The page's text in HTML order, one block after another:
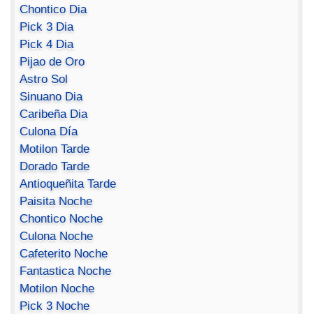
Chontico Dia
Pick 3 Dia
Pick 4 Dia
Pijao de Oro
Astro Sol
Sinuano Dia
Caribeña Dia
Culona Día
Motilon Tarde
Dorado Tarde
Antioqueñita Tarde
Paisita Noche
Chontico Noche
Culona Noche
Cafeterito Noche
Fantastica Noche
Motilon Noche
Pick 3 Noche